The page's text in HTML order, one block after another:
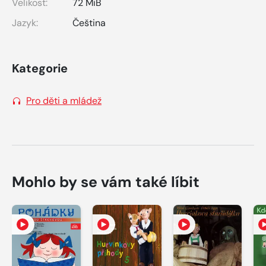
Velikost:
72 MiB
Jazyk:
Čeština
Kategorie
Pro děti a mládež
Mohlo by se vám také líbit